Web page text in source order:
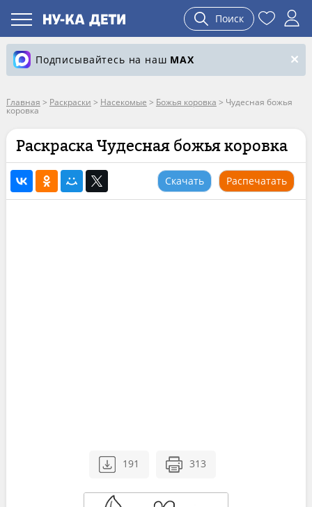
Поиск
Подписывайтесь на наш MAX
Главная > Раскраски > Насекомые > Божья коровка > Чудесная божья
коровка
Раскраска Чудесная божья коровка
Скачать Распечатать
191 313